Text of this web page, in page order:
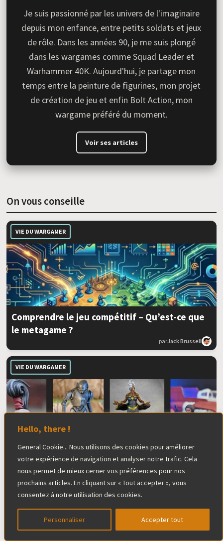
Hello, there !
General Cookie... Nous utilisons des cookies pour améliorer
votre expérience de navigation et analyser notre trafic. Cela
nous permet de mieux cerner vos préférences pour nos
prochains articles. En cliquant sur « Tout accepter », vous
consentez à notre utilisation des cookies.
Personnaliser Accepter tout
Je suis passionné par les univers de l'imaginaire
depuis mon enfance, entre petits soldats et jeux
de rôle. Dans les années 90, je me suis plongé
dans les wargames comme Squad Leader et
Warhammer 40K. Aujourd'hui, je partage mon
temps entre la peinture de figurines, mon projet
de création de jeu et enfin Bolt Action, mon
wargame préféré du moment.
Voir ses articles
On vous conseille
VIE DU WARGAMER
Comprendre le jeu compétitif – Qu’est-ce que
le metagame ?
parJack Brussell
VIE DU WARGAMER
Vos figurines, votre style : cinq techniques
pour se démarquer
par